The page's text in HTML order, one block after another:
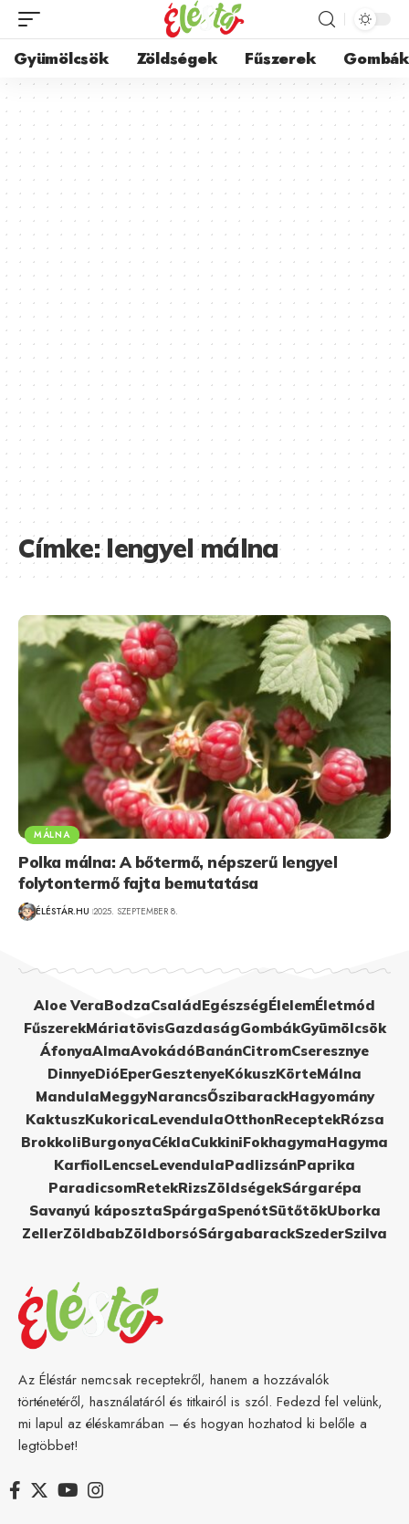
Gyümölcsök Zöldségek Fűszerek Gombák
Címke:lengyel málna
MÁLNA
Polka málna: A bőtermő, népszerű lengyel
folytontermő fajta bemutatása
ÉLÉSTÁR.HU 2025. SZEPTEMBER 8.
Aloe VeraBodzaCsaládEgészségÉlelemÉletmód
FűszerekMáriatövisGazdaságGombákGyümölcsök
ÁfonyaAlmaAvokádóBanánCitromCseresznye
DinnyeDióEperGesztenyeKókuszKörteMálna
MandulaMeggyNarancsŐszibarackHagyomány
KaktuszKukoricaLevendulaOtthonReceptekRózsa
BrokkoliBurgonyaCéklaCukkiniFokhagymaHagyma
KarfiolLencseLevendulaPadlizsánPaprika
ParadicsomRetekRizsZöldségekSárgarépa
Savanyú káposztaSpárgaSpenótSütőtökUborka
ZellerZöldbabZöldborsóSárgabarackSzederSzilva
Az Éléstár nemcsak receptekről, hanem a hozzávalók
történetéről, használatáról és titkairól is szól. Fedezd fel velünk,
mi lapul az éléskamrában – és hogyan hozhatod ki belőle a
legtöbbet!